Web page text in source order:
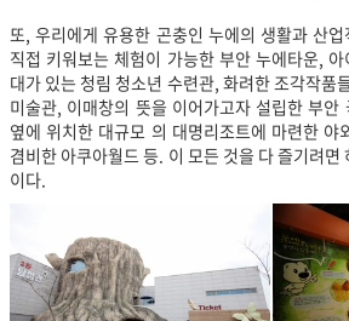
또, 우리에게 유용한 곤충인 누에의 생활과 산
직접 키워보는 체험이 가능한 부안 누에타운,
대가 있는 청림 청소년 수련관, 화려한 조각작품
미술관, 이매창의 뜻을 이어가고자 설립한 부안
옆에 위치한 대규모 의 대명리조트에 마련한 야
겸비한 아쿠아월드 등. 이 모든 것을 다 즐기려면
이다.